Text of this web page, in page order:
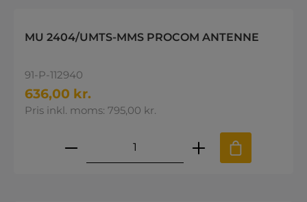
MU 2404/UMTS-MMS PROCOM ANTENNE
91-P-112940
636,00 kr.
Pris inkl. moms: 795,00 kr.
Produktmængde: Indtast den